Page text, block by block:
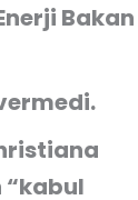
Bakan
“kabul